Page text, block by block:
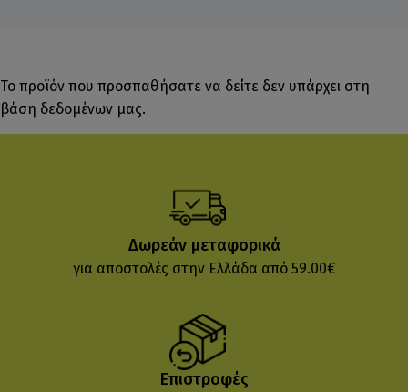
Το προϊόν που προσπαθήσατε να δείτε δεν υπάρχει στη
βάση δεδομένων μας.
Δωρεάν μεταφορικά
για αποστολές στην Ελλάδα από 59.00€
Επιστροφές